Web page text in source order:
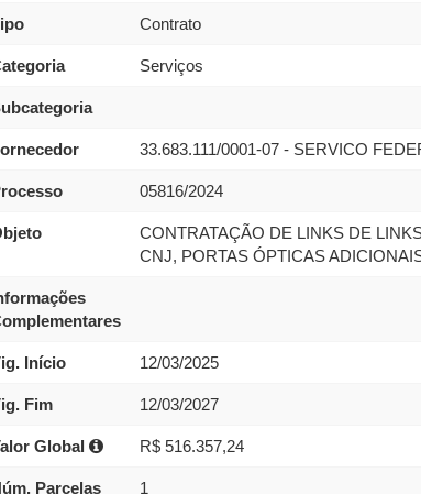
Contrato
Serviços
33.683.111/0001-07 - SERVICO
05816/2024
CONTRATAÇÃO DE LINKS DE
CNJ, PORTAS ÓPTICAS
Início 12/03/2025
Fim 12/03/2027
Global R$ 516.357,24
Parcelas 1